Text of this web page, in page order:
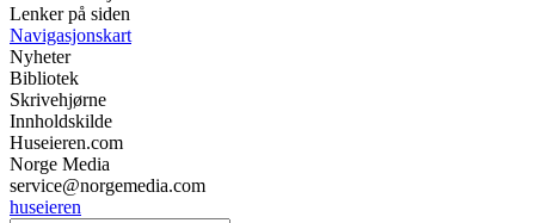
Lenker på siden
Navigasjonskart
Nyheter
Bibliotek
Skrivehjørne
Innholdskilde
Huseieren.com
Norge Media
service@norgemedia.com
huseieren